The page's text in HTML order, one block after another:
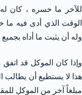
للآخر ما خسره ، كان
الوقت الذي أدى فيه ما
وله أن يثبت ما أداه بجميع الطرق
وإذا كان الموكل قد
هذا لا يستطيع أن يطالب
مبلغاً آخر من الموكل